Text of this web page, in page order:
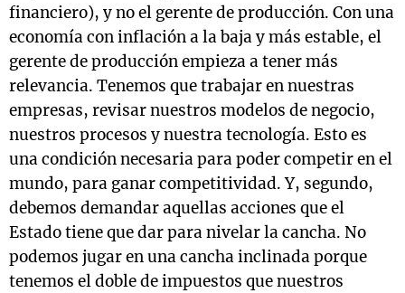
financiero), y no el gerente de producción. Con una
economía con inflación a la baja y más estable, el
gerente de producción empieza a tener más
relevancia. Tenemos que trabajar en nuestras
empresas, revisar nuestros modelos de negocio,
nuestros procesos y nuestra tecnología. Esto es
una condición necesaria para poder competir en el
mundo, para ganar competitividad. Y, segundo,
debemos demandar aquellas acciones que el
Estado tiene que dar para nivelar la cancha. No
podemos jugar en una cancha inclinada porque
tenemos el doble de impuestos que nuestros